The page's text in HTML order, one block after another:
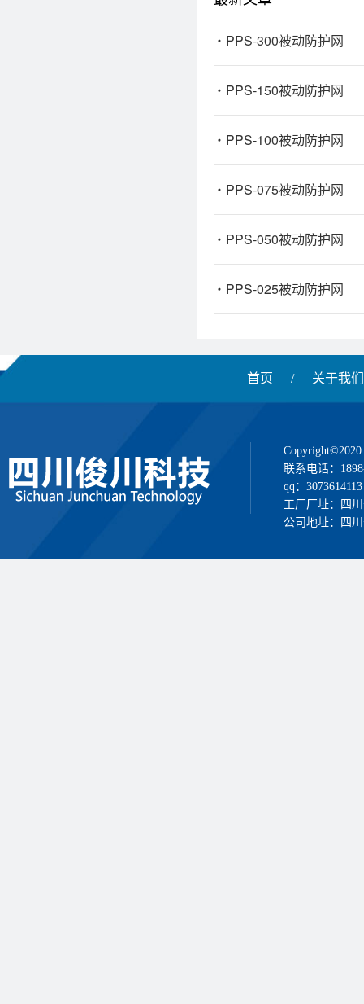
PPS-300被动防护网
PPS-150被动防护网
PPS-100被动防护网
PPS-075被动防护网
PPS-050被动防护网
PPS-025被动防护网
首页 / 关于我们
联系电话：
qq：3073614113
工厂厂址：四
公司地址：四